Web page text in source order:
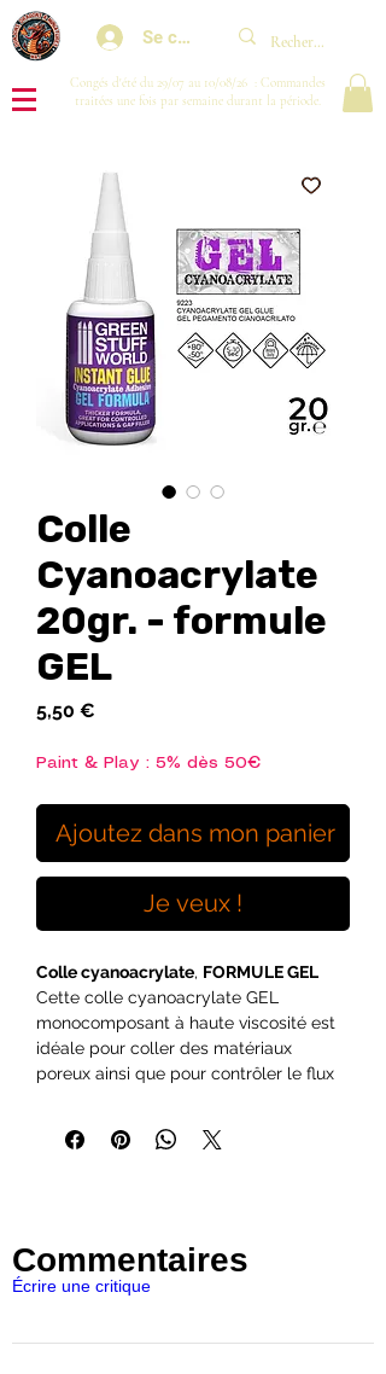
Se connecter
Congés d'été du 29/07 au 10/08/26 : Commandes
traitées une fois par semaine durant la période.
Colle
Cyanoacrylate
20gr. - formule
GEL
5,50 €
Paint & Play : 5% dès 50€
Ajoutez dans mon panier
Je veux !
Colle cyanoacrylate, FORMULE GEL
Cette colle cyanoacrylate GEL
monocomposant à haute viscosité est
idéale pour coller des matériaux
poreux ainsi que pour contrôler le flux
maximal de l'espace et augmente le
temps de positionnement des pièces à
RECOMMANDATIONS:
- Utilisez les buses de bouteilles de
colle disponibles sur notre site pour
Commentaires
Écrire une critique